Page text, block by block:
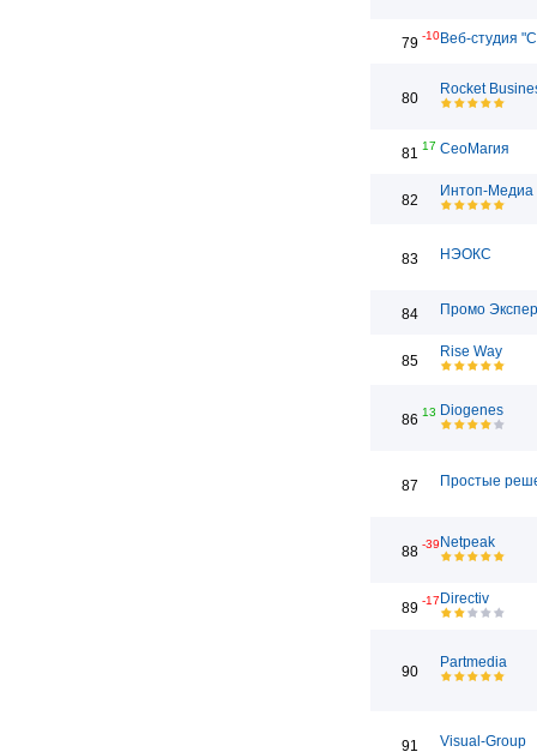
79 -10Веб-студия
80
Rocket
81 17 СеоМагия
82
Интоп-Медиа
83 НЭОКС
84 Промо
85
Rise Way
86 13 Diogenes
87 Простые
88 -39 Netpeak
89 -17 Directiv
90
Partmedia
91 Visual-Group